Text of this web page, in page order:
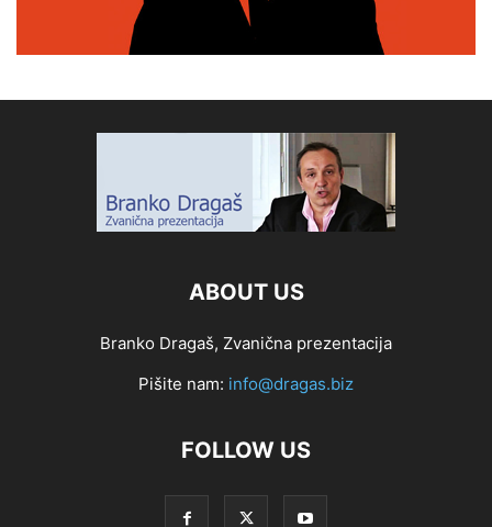
ABOUT US
Branko Dragaš, Zvanična prezentacija
Pišite nam: info@dragas.biz
FOLLOW US